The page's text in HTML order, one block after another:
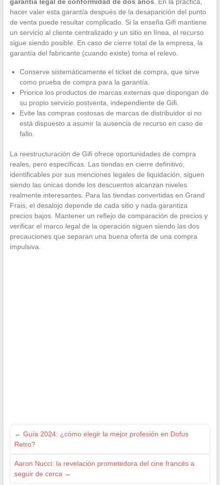
hacer valer esta garantía después de la desaparición del punto
de venta puede resultar complicado. Si la enseña Gifi mantiene
un servicio al cliente centralizado y un sitio en línea, el recurso
sigue siendo posible. En caso de cierre total de la empresa, la
garantía del fabricante (cuando existe) toma el relevo.
Conserve sistemáticamente el ticket de compra, que sirve
como prueba de compra para la garantía.
Priorice los productos de marcas externas que dispongan de
su propio servicio postventa, independiente de Gifi.
Evite las compras costosas de marcas de distribuidor si no
está dispuesto a asumir la ausencia de recurso en caso de
fallo.
La reestructuración de Gifi ofrece oportunidades de compra
reales, pero específicas. Las tiendas en cierre definitivo,
identificables por sus menciones legales de liquidación, siguen
siendo las únicas donde los descuentos alcanzan niveles
realmente interesantes. Para las tiendas convertidas en Grand
Frais, el desalojo depende de cada sitio y nada garantiza
precios bajos. Mantener un reflejo de comparación de precios y
verificar el marco legal de la operación siguen siendo las dos
precauciones que separan una buena oferta de una compra
impulsiva.
← Guía 2024: ¿cómo elegir la mejor profesión en Dofus
Retro?
Aaron Nucci: la revelación prometedora del cine francés a
seguir de cerca →